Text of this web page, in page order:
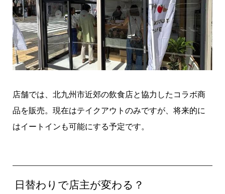
店舗では、北九州市近郊の飲食店と協力したコラボ商
品を販売。現在はテイクアウトのみですが、将来的に
はイートインも可能にする予定です。
日替わりで店主が変わる？